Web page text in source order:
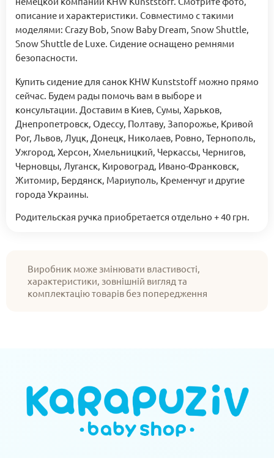
описание и характеристики. Совместимо с такими
моделями: Сrazy Bob, Snow Baby Dream, Snow Shuttle,
Snow Shuttle de Luxe. Сидение оснащено ремнями
безопасности.
Купить сидение для санок KHW Kunststoff можно прямо
сейчас. Будем рады помочь вам в выборе и
консультации. Доставим в Киев, Сумы, Харьков,
Днепропетровск, Одессу, Полтаву, Запорожье, Кривой
Рог, Львов, Луцк, Донецк, Николаев, Ровно, Тернополь,
Ужгород, Херсон, Хмельницкий, Черкассы, Чернигов,
Черновцы, Луганск, Кировоград, Ивано-Франковск,
Житомир, Бердянск, Мариуполь, Кременчуг и другие
города Украины.
Родительская ручка приобретается отдельно + 40 грн.
Виробник може змінювати властивості,
характеристики, зовнішній вигляд та
комплектацію товарів без попередження